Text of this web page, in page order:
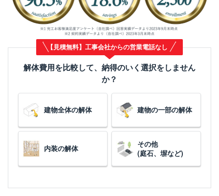
【見積無料】工事会社からの営業電話なし
解体費用を比較して、納得のいく選択をしません
か？
建物全体の解体 建物の一部の解体
内装の解体
その他
(庭石、塀など)